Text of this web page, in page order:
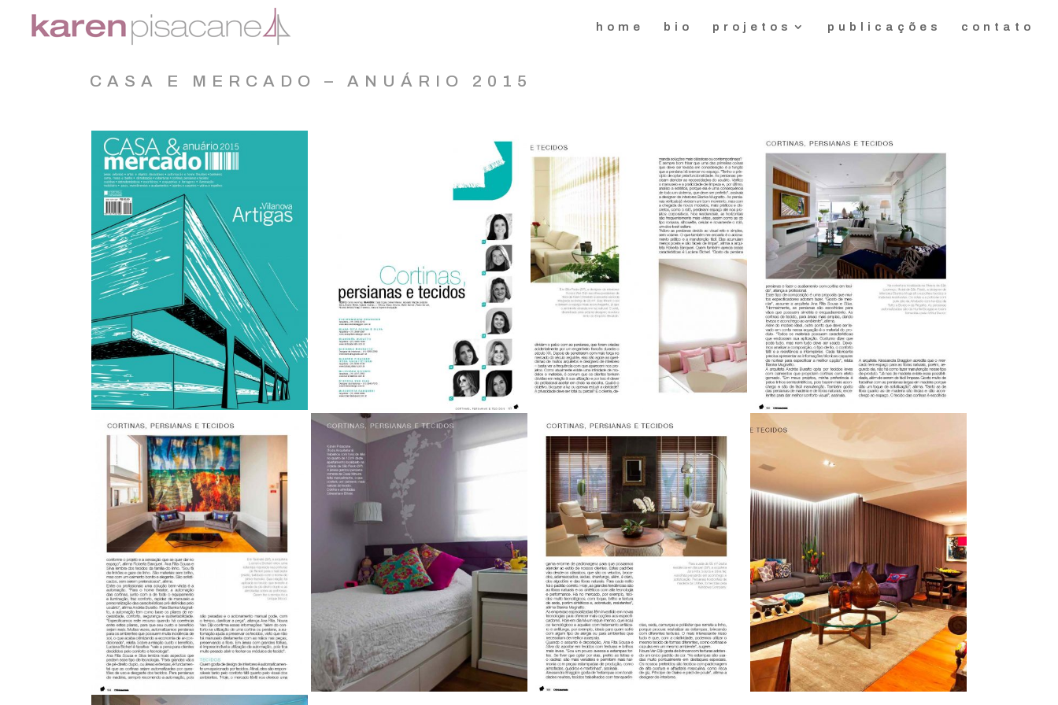
home bio projetos publicações contato
CASA E MERCADO – ANUÁRIO 2015